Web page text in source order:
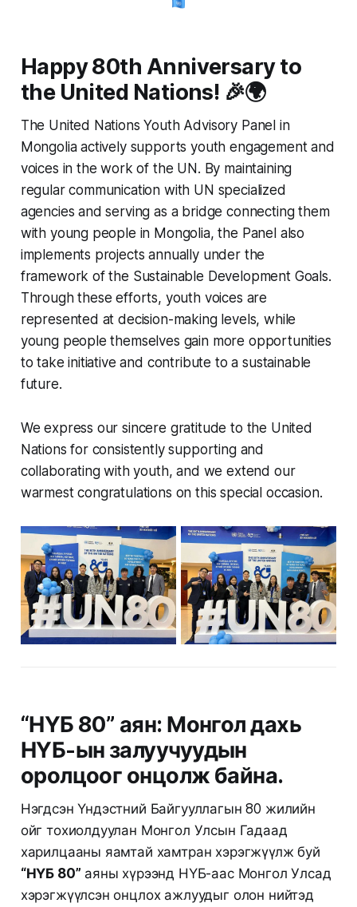
Happy 80th Anniversary to
the United Nations! 🎉🌍
The United Nations Youth Advisory Panel in
Mongolia actively supports youth engagement and
voices in the work of the UN. By maintaining
regular communication with UN specialized
agencies and serving as a bridge connecting them
with young people in Mongolia, the Panel also
implements projects annually under the
framework of the Sustainable Development Goals.
Through these efforts, youth voices are
represented at decision-making levels, while
young people themselves gain more opportunities
to take initiative and contribute to a sustainable
future.
We express our sincere gratitude to the United
Nations for consistently supporting and
collaborating with youth, and we extend our
warmest congratulations on this special occasion.
“НҮБ 80” аян: Монгол дахь
НҮБ-ын залуучуудын
оролцоог онцолж байна.
Нэгдсэн Үндэстний Байгууллагын 80 жилийн
ойг тохиолдуулан Монгол Улсын Гадаад
харилцааны яамтай хамтран хэрэгжүүлж буй
“НҮБ 80” аяны хүрээнд НҮБ-аас Монгол Улсад
хэрэгжүүлсэн онцлох ажлуудыг олон нийтэд